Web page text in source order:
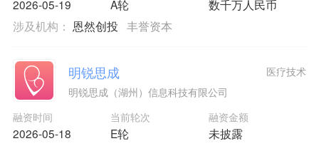
2026-05-19 A轮 数千万人民币
涉及机构： 恩然创投 丰誉资本
明锐思成
明锐思成（湖州）信息科技有限公司
融资时间
2026-05-18
当前轮次
E轮
融资金额
未披露
医疗技术